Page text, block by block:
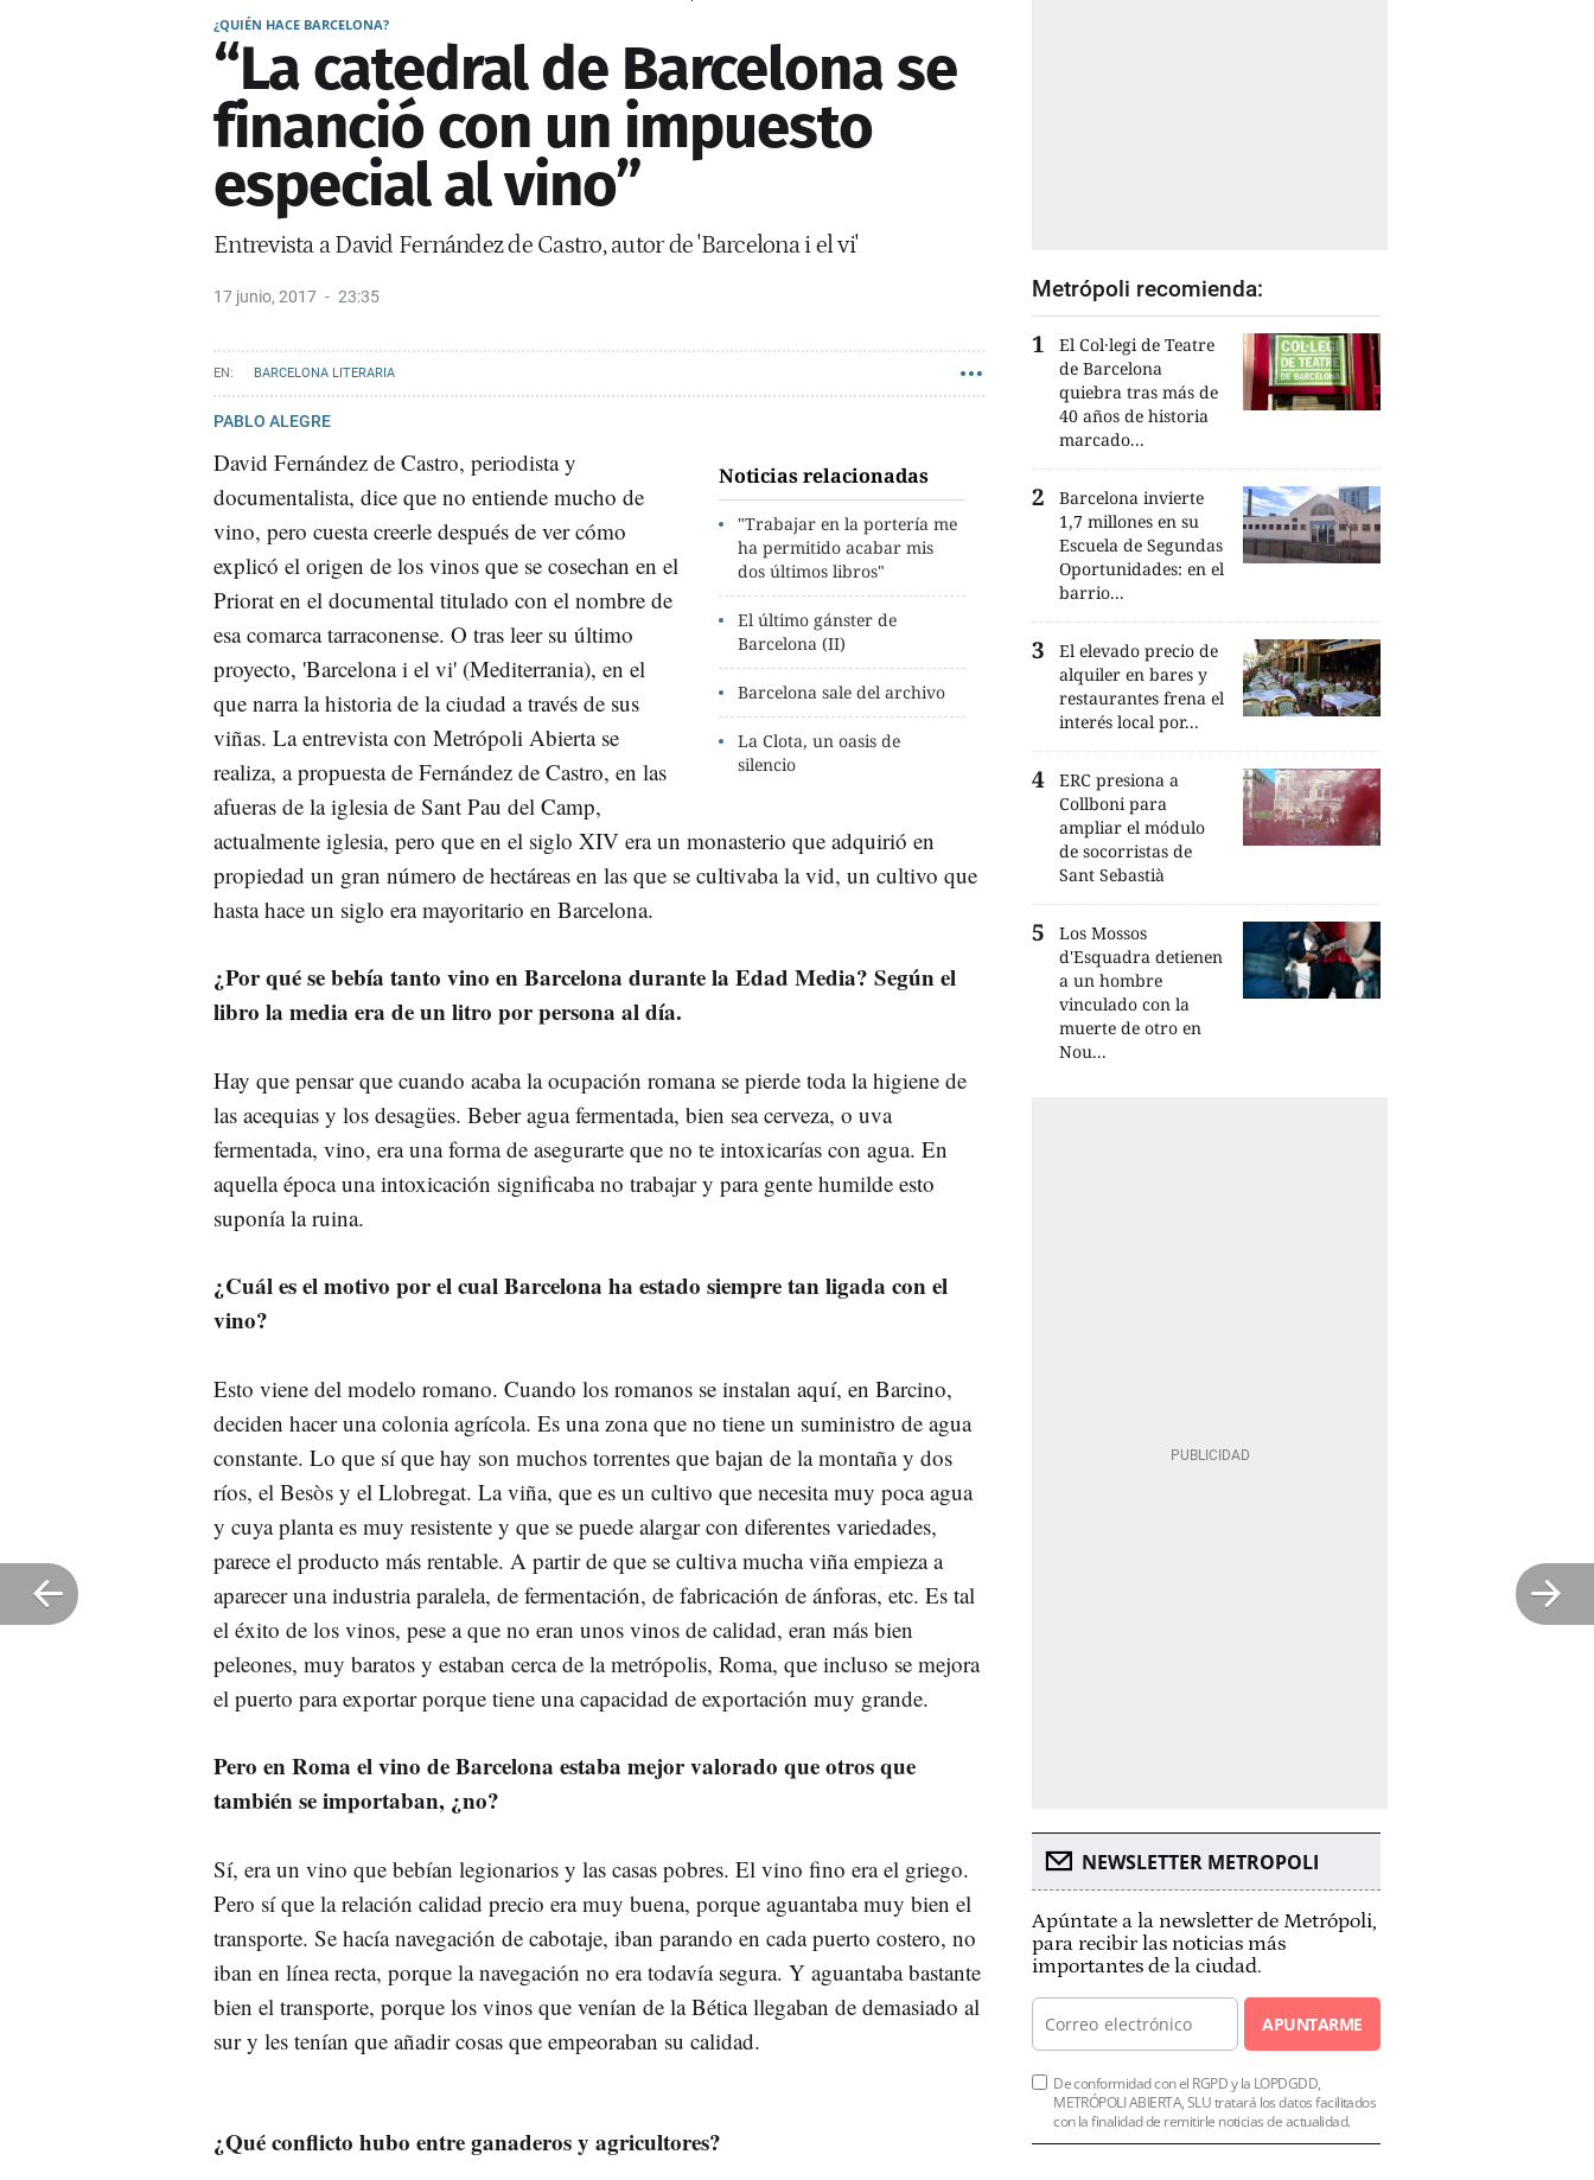
¿QUIÉN HACE BARCELONA?
“La catedral de Barcelona se
financió con un impuesto
especial al vino”
Entrevista a David Fernández de Castro, autor de 'Barcelona i el vi'
17 junio, 2017 23:35
BARCELONA LITERARIA
PABLO ALEGRE
Noticias relacionadas
"Trabajar en la portería me
ha permitido acabar mis
dos últimos libros"
El último gánster de
Barcelona (II)
Barcelona sale del archivo
La Clota, un oasis de
silencio
David Fernández de Castro, periodista y
documentalista, dice que no entiende mucho de
vino, pero cuesta creerle después de ver cómo
explicó el origen de los vinos que se cosechan en el
Priorat en el documental titulado con el nombre de
esa comarca tarraconense. O tras leer su último
proyecto, 'Barcelona i el vi' (Mediterrania), en el
que narra la historia de la ciudad a través de sus
viñas. La entrevista con Metrópoli Abierta se
realiza, a propuesta de Fernández de Castro, en las
afueras de la iglesia de Sant Pau del Camp,
actualmente iglesia, pero que en el siglo XIV era un monasterio que adquirió en
propiedad un gran número de hectáreas en las que se cultivaba la vid, un cultivo que
hasta hace un siglo era mayoritario en Barcelona.
¿Por qué se bebía tanto vino en Barcelona durante la Edad Media? Según el
libro la media era de un litro por persona al día.
Hay que pensar que cuando acaba la ocupación romana se pierde toda la higiene de
las acequias y los desagües. Beber agua fermentada, bien sea cerveza, o uva
fermentada, vino, era una forma de asegurarte que no te intoxicarías con agua. En
aquella época una intoxicación significaba no trabajar y para gente humilde esto
suponía la ruina.
¿Cuál es el motivo por el cual Barcelona ha estado siempre tan ligada con el
vino?
Esto viene del modelo romano. Cuando los romanos se instalan aquí, en Barcino,
deciden hacer una colonia agrícola. Es una zona que no tiene un suministro de agua
constante. Lo que sí que hay son muchos torrentes que bajan de la montaña y dos
ríos, el Besòs y el Llobregat. La viña, que es un cultivo que necesita muy poca agua
y cuya planta es muy resistente y que se puede alargar con diferentes variedades,
parece el producto más rentable. A partir de que se cultiva mucha viña empieza a
aparecer una industria paralela, de fermentación, de fabricación de ánforas, etc. Es tal
el éxito de los vinos, pese a que no eran unos vinos de calidad, eran más bien
peleones, muy baratos y estaban cerca de la metrópolis, Roma, que incluso se mejora
el puerto para exportar porque tiene una capacidad de exportación muy grande.
Pero en Roma el vino de Barcelona estaba mejor valorado que otros que
también se importaban, ¿no?
Sí, era un vino que bebían legionarios y las casas pobres. El vino fino era el griego.
Pero sí que la relación calidad precio era muy buena, porque aguantaba muy bien el
transporte. Se hacía navegación de cabotaje, iban parando en cada puerto costero, no
iban en línea recta, porque la navegación no era todavía segura. Y aguantaba bastante
bien el transporte, porque los vinos que venían de la Bética llegaban de demasiado al
sur y les tenían que añadir cosas que empeoraban su calidad.
¿Qué conflicto hubo entre ganaderos y agricultores?
Metrópoli recomienda:
El Col·legi de Teatre
de Barcelona
quiebra tras más de
40 años de historia
marcado...
Barcelona invierte
1,7 millones en su
Escuela de Segundas
Oportunidades: en el
barrio...
El elevado precio de
alquiler en bares y
restaurantes frena el
interés local por...
ERC presiona a
Collboni para
ampliar el módulo
de socorristas de
Sant Sebastià
Los Mossos
d'Esquadra detienen
a un hombre
vinculado con la
muerte de otro en
Nou...
NEWSLETTER METROPOLI
Apúntate a la newsletter de Metrópoli,
para recibir las noticias más
importantes de la ciudad.
APUNTARME
De conformidad con el RGPD y la LOPDGDD,
METRÓPOLI ABIERTA, SLU tratará los datos facilitados
con la finalidad de remitirle noticias de actualidad.